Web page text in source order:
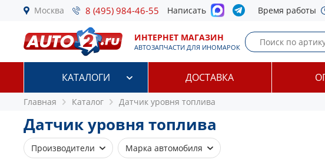
Москва 8 (495) 984-46-55 Написать Время работы
ИНТЕРНЕТ МАГАЗИН
АВТОЗАПЧАСТИ ДЛЯ ИНОМАРОК
КАТАЛОГИ ДОСТАВКА
Главная Каталог Датчик уровня топлива
Датчик уровня топлива
Производители
Марка автомобиля